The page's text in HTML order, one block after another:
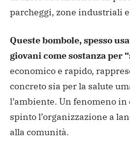
parcheggi, zone industriali
Queste bombole, spesso
giovani come sostanza per
economico e rapido,
concreto sia per la salute
l’ambiente. Un fenomeno in
spinto l’organizzazione a
alla comunità.